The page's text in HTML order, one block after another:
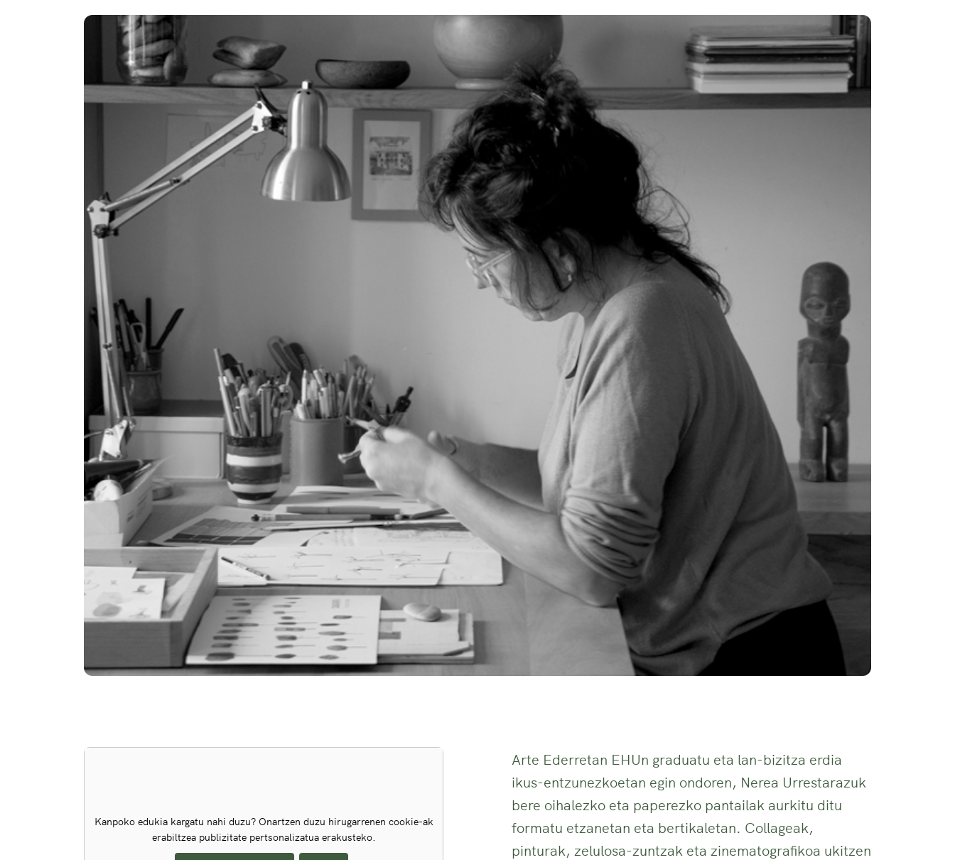
Arte Ederretan EHUn graduatu eta lan-bizitza erdia
ikus-entzunezkoetan egin ondoren, Nerea Urrestarazuk
bere oihalezko eta paperezko pantailak aurkitu ditu
formatu etzanetan eta bertikaletan. Collageak,
pinturak, zelulosa-zuntzak eta zinematografikoa ukitzen
Kanpoko edukia kargatu nahi duzu? Onartzen duzu hirugarrenen cookie-ak
erabiltzea publizitate pertsonalizatua erakusteko.